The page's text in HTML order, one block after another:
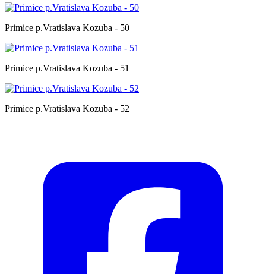
Primice p.Vratislava Kozuba - 50
Primice p.Vratislava Kozuba - 51
Primice p.Vratislava Kozuba - 52